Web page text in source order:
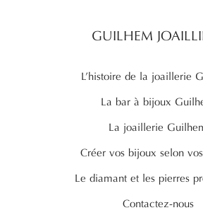
GUILHEM
L’histoire de la joaillerie
La bar à bijoux
La joaillerie
Créer vos bijoux selon
Le diamant et les pierres
Contactez-nous